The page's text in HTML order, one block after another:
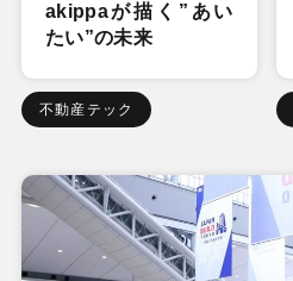
akippaが描く”あい
たい”の未来
不動産テック